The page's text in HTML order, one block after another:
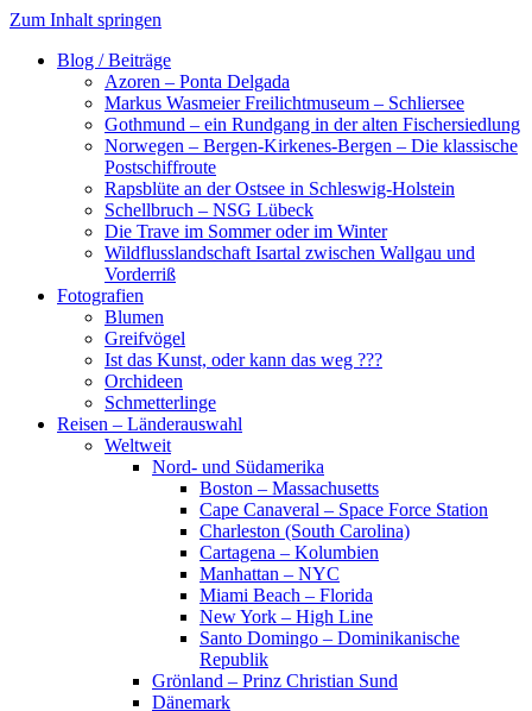
Zum Inhalt springen
Blog / Beiträge
Azoren – Ponta Delgada
Markus Wasmeier Freilichtmuseum – Schliersee
Gothmund – ein Rundgang in der alten Fischersiedlung
Norwegen – Bergen-Kirkenes-Bergen – Die klassische
Postschiffroute
Rapsblüte an der Ostsee in Schleswig-Holstein
Schellbruch – NSG Lübeck
Die Trave im Sommer oder im Winter
Wildflusslandschaft Isartal zwischen Wallgau und
Vorderriß
Fotografien
Blumen
Greifvögel
Ist das Kunst, oder kann das weg ???
Orchideen
Schmetterlinge
Reisen – Länderauswahl
Weltweit
Nord- und Südamerika
Boston – Massachusetts
Cape Canaveral – Space Force Station
Charleston (South Carolina)
Cartagena – Kolumbien
Manhattan – NYC
Miami Beach – Florida
New York – High Line
Santo Domingo – Dominikanische
Republik
Grönland – Prinz Christian Sund
Dänemark